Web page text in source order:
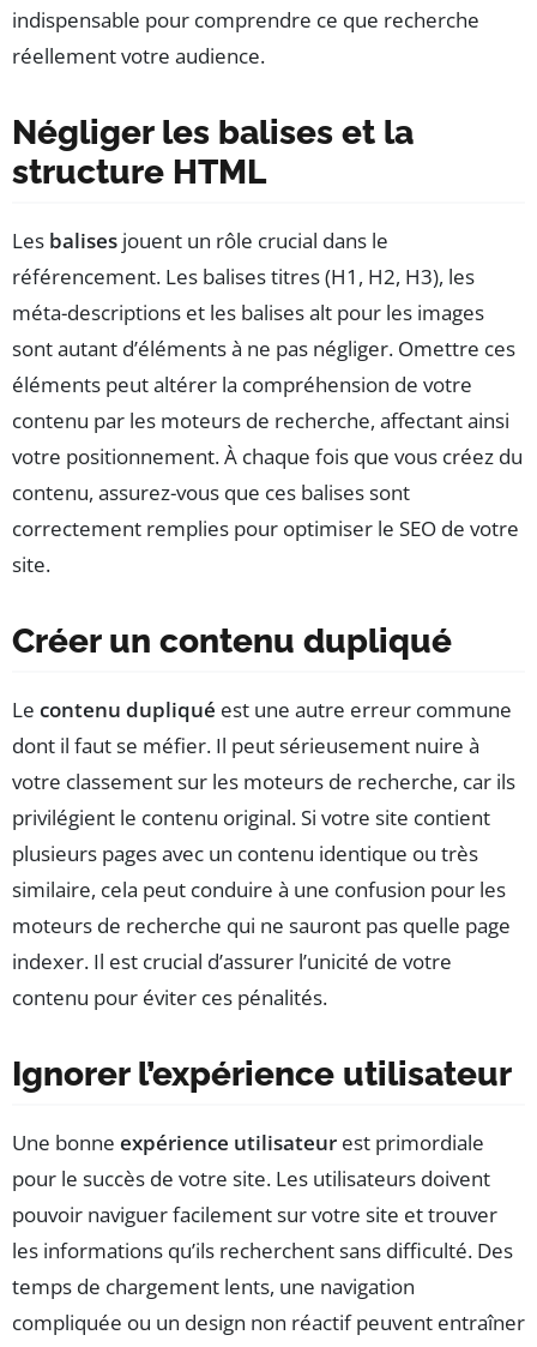
indispensable pour comprendre ce que recherche
réellement votre audience.
Négliger les balises et la
structure HTML
Les balises jouent un rôle crucial dans le
référencement. Les balises titres (H1, H2, H3), les
méta-descriptions et les balises alt pour les images
sont autant d’éléments à ne pas négliger. Omettre ces
éléments peut altérer la compréhension de votre
contenu par les moteurs de recherche, affectant ainsi
votre positionnement. À chaque fois que vous créez du
contenu, assurez-vous que ces balises sont
correctement remplies pour optimiser le SEO de votre
site.
Créer un contenu dupliqué
Le contenu dupliqué est une autre erreur commune
dont il faut se méfier. Il peut sérieusement nuire à
votre classement sur les moteurs de recherche, car ils
privilégient le contenu original. Si votre site contient
plusieurs pages avec un contenu identique ou très
similaire, cela peut conduire à une confusion pour les
moteurs de recherche qui ne sauront pas quelle page
indexer. Il est crucial d’assurer l’unicité de votre
contenu pour éviter ces pénalités.
Ignorer l’expérience utilisateur
Une bonne expérience utilisateur est primordiale
pour le succès de votre site. Les utilisateurs doivent
pouvoir naviguer facilement sur votre site et trouver
les informations qu’ils recherchent sans difficulté. Des
temps de chargement lents, une navigation
compliquée ou un design non réactif peuvent entraîner